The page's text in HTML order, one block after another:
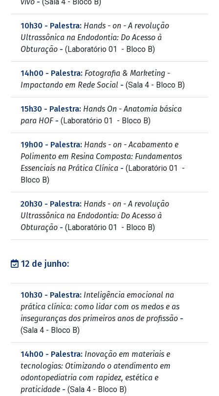
10h30 - Palestra: Hands - on - A revolução
Ultrassônica na Endodontia: Do Acesso à
Obturação -(Laboratório 01 - Bloco B)
14h00 - Palestra: Fotografia & Marketing -
Impactando em Rede Social -(Sala 4 - Bloco B)
15h30 - Palestra: Hands On - Anatomia básica
para HOF -(Laboratório 01 - Bloco B)
19h00 - Palestra: Hands - on - Acabamento e
Polimento em Resina Composta: Fundamentos
Essenciais na Prática Clínica -(Laboratório 01 -
Bloco B)
20h30 - Palestra: Hands - on - A revolução
Ultrassônica na Endodontia: Do Acesso à
Obturação -(Laboratório 01 - Bloco B)
12 de junho:
10h30 - Palestra: Inteligência emocional na
prática clínica: como lidar com os medos e as
inseguranças dos primeiros anos de profissão -
(Sala 4 - Bloco B)
14h00 - Palestra: Inovação em materiais e
tecnologias: Otimizando o atendimento em
odontopediatria com rapidez, estética e
praticidade -(Sala 4 - Bloco B)